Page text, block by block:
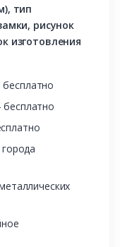
тип
рисунок
изготовления